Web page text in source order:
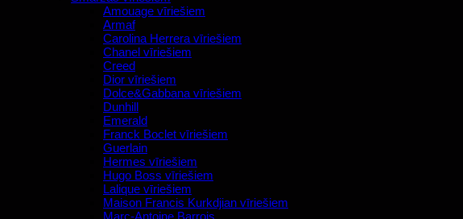
Amouage vīriešiem
Armaf
Carolina Herrera vīriešiem
Chanel vīriešiem
Creed
Dior vīriešiem
Dolce&Gabbana vīriešiem
Dunhill
Emerald
Franck Boclet vīriešiem
Guerlain
Hermes vīriešiem
Hugo Boss vīriešiem
Lalique vīriešiem
Maison Francis Kurkdjian vīriešiem
Marc-Antoine Barrois